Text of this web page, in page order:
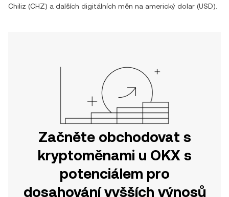
Chiliz (CHZ) a dalších digitálních měn na americký dolar (USD).
Začněte obchodovat s
kryptoměnami u OKX s
potenciálem pro
dosahování vyšších výnosů